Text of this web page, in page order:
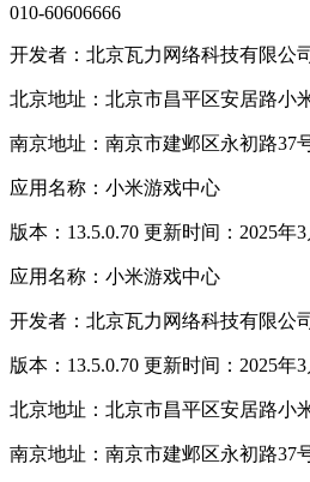
010-60606666
开发者：北京瓦力网络科技有限公司
北京地址：北京市昌平区安居路小
南京地址：南京市建邺区永初路37
应用名称：小米游戏中心
版本：13.5.0.70 更新时间：2025年3
应用名称：小米游戏中心
开发者：北京瓦力网络科技有限公
版本：13.5.0.70 更新时间：2025年3
北京地址：北京市昌平区安居路小
南京地址：南京市建邺区永初路37